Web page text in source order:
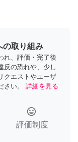
の取り組み
れ、評価・完了後
反の恐れや、少し
クエストやユーザ
い。
詳細を見る
tag_faces
評価制度